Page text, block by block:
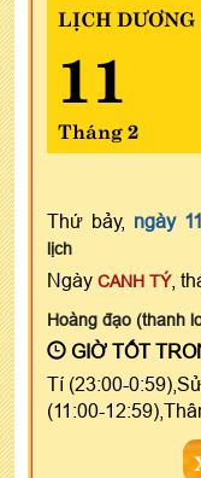
LỊCH DƯƠNG
11
Tháng 2
Thứ bảy, ngày
lịch
Ngày CANH TÝ,
Hoàng đạo (thanh
GIỜ TỐT
Tí (23:00-
(11:00-